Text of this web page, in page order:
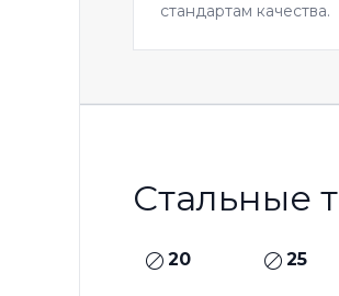
стандартам качества.
Стальные
20 25